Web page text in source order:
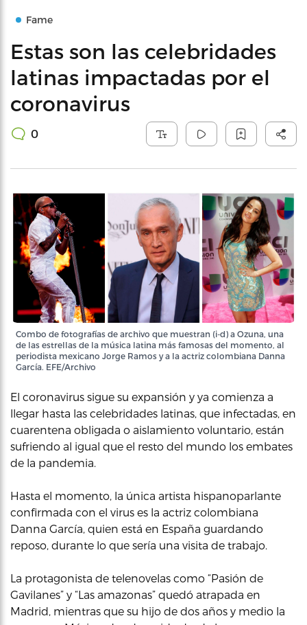
Fame
Estas son las celebridades
latinas impactadas por el
coronavirus
0
Combo de fotografías de archivo que muestran (i-d) a Ozuna, una
de las estrellas de la música latina más famosas del momento, al
periodista mexicano Jorge Ramos y a la actriz colombiana Danna
García. EFE/Archivo
El coronavirus sigue su expansión y ya comienza a
llegar hasta las celebridades latinas, que infectadas, en
cuarentena obligada o aislamiento voluntario, están
sufriendo al igual que el resto del mundo los embates
de la pandemia.
Hasta el momento, la única artista hispanoparlante
confirmada con el virus es la actriz colombiana
Danna García, quien está en España guardando
reposo, durante lo que sería una visita de trabajo.
La protagonista de telenovelas como “Pasión de
Gavilanes” y “Las amazonas” quedó atrapada en
Madrid, mientras que su hijo de dos años y medio la